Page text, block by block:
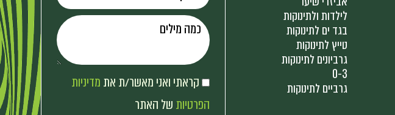
לילדות ולתינוקות
בגד ים לתינוקות
טייץ לתינוקות
גרביונים לתינוקות
0-3
גרביים לתינוקות
קראתי ואני מאשר/ת אתמדיניות
הפרטיותשל האתר